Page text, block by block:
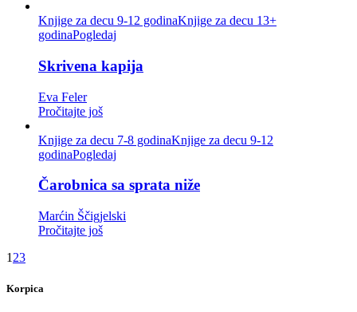
Knjige za decu 9-12 godinaKnjige za decu 13+
godinaPogledaj
Skrivena kapija
Eva Feler
Pročitajte još
Knjige za decu 7-8 godinaKnjige za decu 9-12
godinaPogledaj
Čarobnica sa sprata niže
Marćin Ščigjelski
Pročitajte još
1 23
Korpica